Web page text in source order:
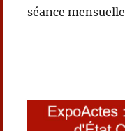
séance mensuelle